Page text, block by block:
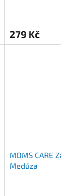
279 Kč
MOMS CARE
Medúza